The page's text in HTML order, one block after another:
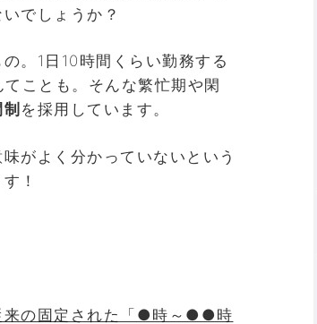
でしょうか？
。1日10時間くらい勤務する
ことも。そんな繁忙期や閑
を採用しています。
がよく分かっていないという
！
来の固定された「●時～●●時